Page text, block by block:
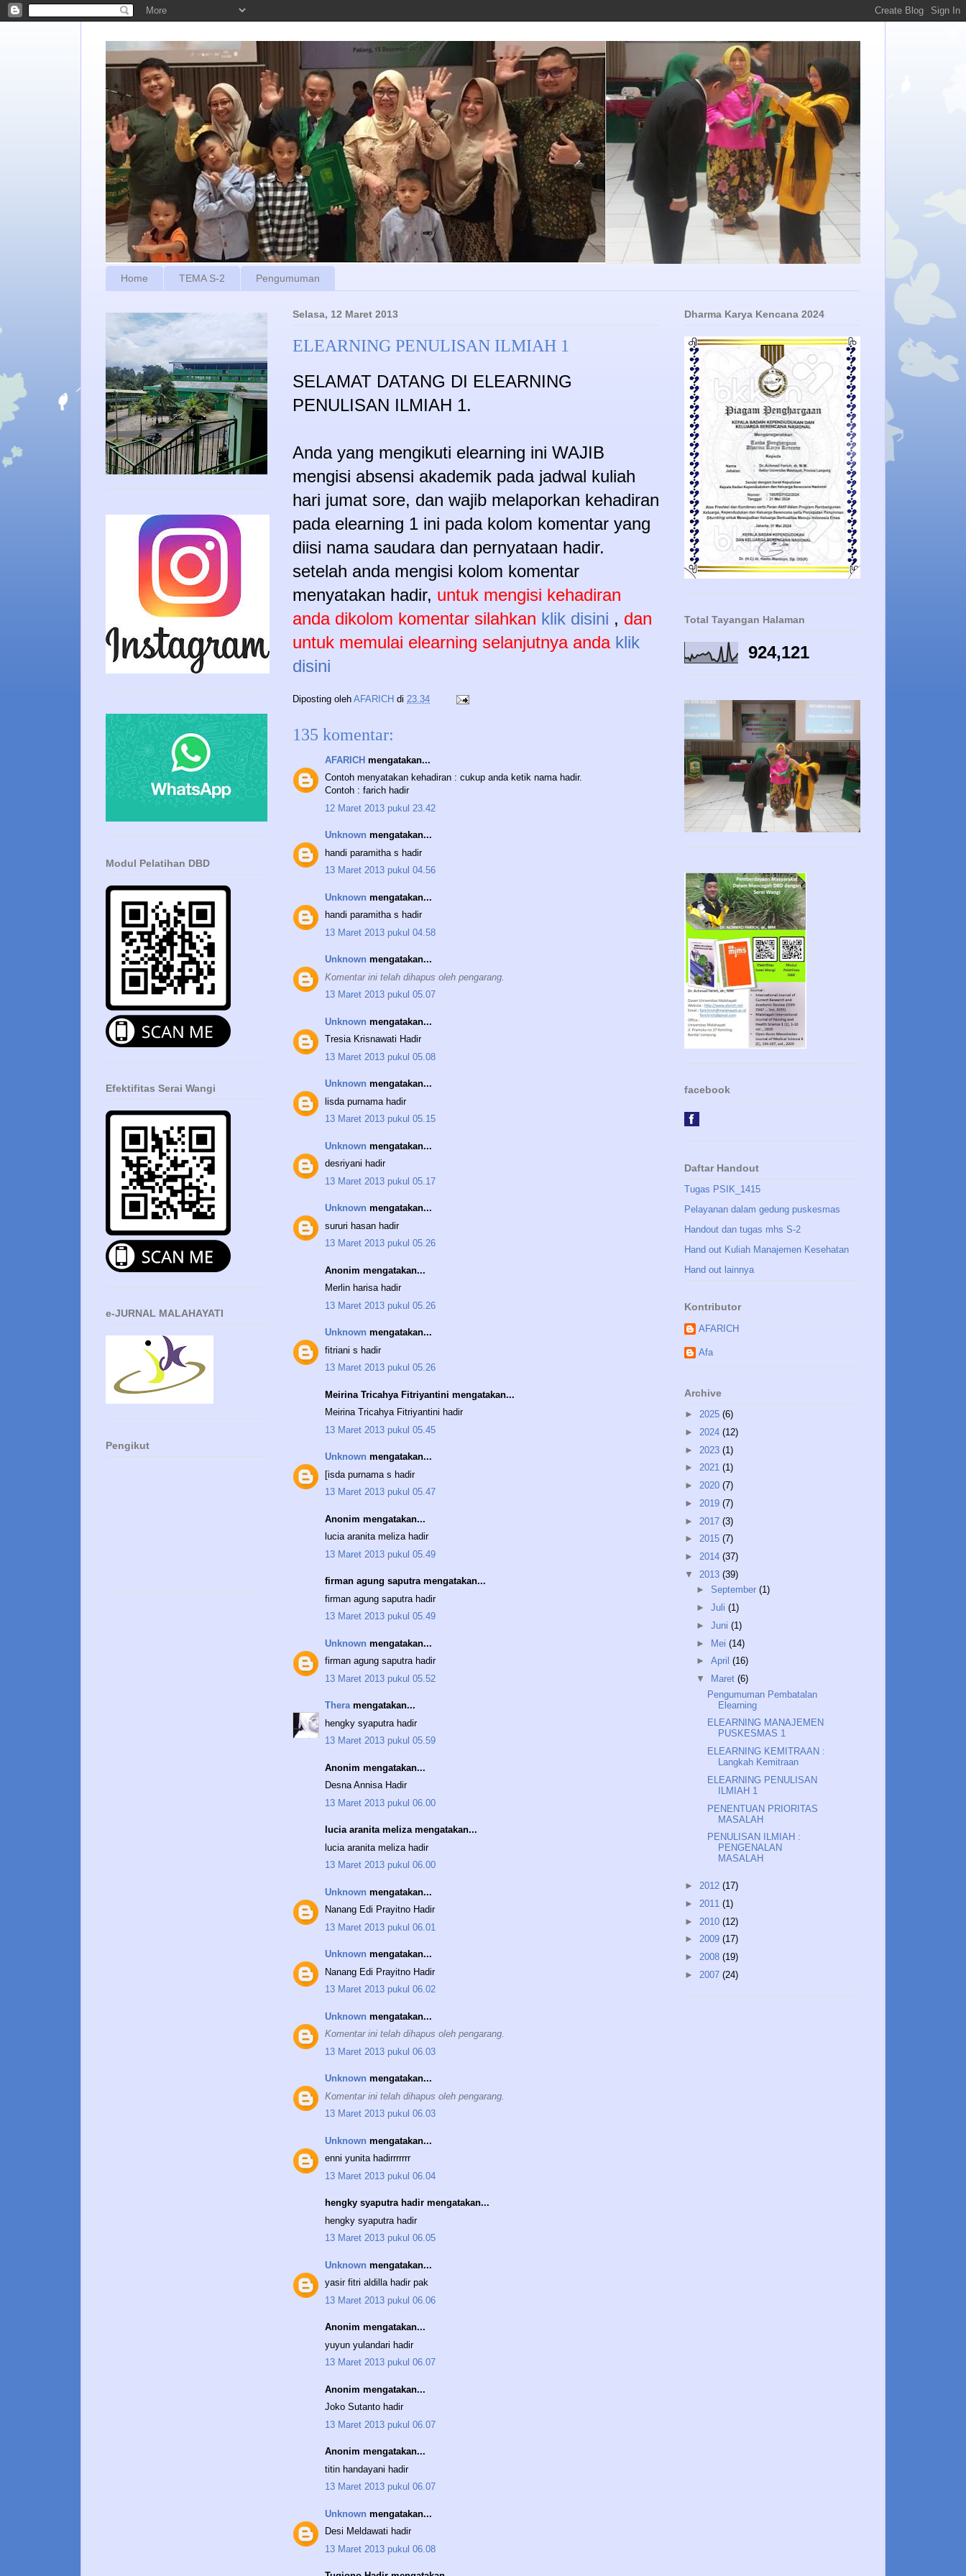
Home TEMA S-2 Pengumuman
Selasa, 12 Maret 2013
ELEARNING PENULISAN ILMIAH 1
SELAMAT DATANG DI ELEARNING
PENULISAN ILMIAH 1.
Anda yang mengikuti elearning ini WAJIB
mengisi absensi akademik pada jadwal kuliah
hari jumat sore, dan wajib melaporkan kehadiran
pada elearning 1 ini pada kolom komentar yang
diisi nama saudara dan pernyataan hadir.
setelah anda mengisi kolom komentar
menyatakan hadir, untuk mengisi kehadiran
anda dikolom komentar silahkan klik disini , dan
untuk memulai elearning selanjutnya anda klik
disini
Diposting oleh AFARICH di 23.34
135 komentar:
AFARICH mengatakan...
Contoh menyatakan kehadiran : cukup anda ketik nama hadir.
Contoh : farich hadir
12 Maret 2013 pukul 23.42
Unknown mengatakan...
handi paramitha s hadir
13 Maret 2013 pukul 04.56
Unknown mengatakan...
handi paramitha s hadir
13 Maret 2013 pukul 04.58
Unknown mengatakan...
Komentar ini telah dihapus oleh pengarang.
13 Maret 2013 pukul 05.07
Unknown mengatakan...
Tresia Krisnawati Hadir
13 Maret 2013 pukul 05.08
Unknown mengatakan...
lisda purnama hadir
13 Maret 2013 pukul 05.15
Unknown mengatakan...
desriyani hadir
13 Maret 2013 pukul 05.17
Unknown mengatakan...
sururi hasan hadir
13 Maret 2013 pukul 05.26
Anonim mengatakan...
Merlin harisa hadir
13 Maret 2013 pukul 05.26
Unknown mengatakan...
fitriani s hadir
13 Maret 2013 pukul 05.26
Meirina Tricahya Fitriyantini mengatakan...
Meirina Tricahya Fitriyantini hadir
13 Maret 2013 pukul 05.45
Unknown mengatakan...
[isda purnama s hadir
13 Maret 2013 pukul 05.47
Anonim mengatakan...
lucia aranita meliza hadir
13 Maret 2013 pukul 05.49
firman agung saputra mengatakan...
firman agung saputra hadir
13 Maret 2013 pukul 05.49
Unknown mengatakan...
firman agung saputra hadir
13 Maret 2013 pukul 05.52
Theramengatakan...
hengky syaputra hadir
13 Maret 2013 pukul 05.59
Anonim mengatakan...
Desna Annisa Hadir
13 Maret 2013 pukul 06.00
lucia aranita meliza mengatakan...
lucia aranita meliza hadir
13 Maret 2013 pukul 06.00
Unknown mengatakan...
Nanang Edi Prayitno Hadir
13 Maret 2013 pukul 06.01
Unknown mengatakan...
Nanang Edi Prayitno Hadir
13 Maret 2013 pukul 06.02
Unknown mengatakan...
Komentar ini telah dihapus oleh pengarang.
13 Maret 2013 pukul 06.03
Unknown mengatakan...
Komentar ini telah dihapus oleh pengarang.
13 Maret 2013 pukul 06.03
Unknown mengatakan...
enni yunita hadirrrrrrr
13 Maret 2013 pukul 06.04
hengky syaputra hadir mengatakan...
hengky syaputra hadir
13 Maret 2013 pukul 06.05
Unknown mengatakan...
yasir fitri aldilla hadir pak
13 Maret 2013 pukul 06.06
Anonim mengatakan...
yuyun yulandari hadir
13 Maret 2013 pukul 06.07
Anonim mengatakan...
Joko Sutanto hadir
13 Maret 2013 pukul 06.07
Anonim mengatakan...
titin handayani hadir
13 Maret 2013 pukul 06.07
Unknown mengatakan...
Desi Meldawati hadir
13 Maret 2013 pukul 06.08
Modul Pelatihan DBD
Efektifitas Serai Wangi
e-JURNAL MALAHAYATI
Pengikut
Dharma Karya Kencana 2024
Total Tayangan Halaman
924,121
facebook
Daftar Handout
Tugas PSIK_1415
Pelayanan dalam gedung puskesmas
Handout dan tugas mhs S-2
Hand out Kuliah Manajemen Kesehatan
Hand out lainnya
Kontributor
AFARICH
Afa
Archive
► 2025 (6)
► 2024 (12)
► 2023 (1)
► 2021 (1)
► 2020 (7)
► 2019 (7)
► 2017 (3)
► 2015 (7)
► 2014 (37)
▼ 2013 (39)
► September (1)
► Juli (1)
► Juni (1)
► Mei (14)
► April (16)
▼
Maret (6)
Pengumuman Pembatalan
Elearning
ELEARNING MANAJEMEN
PUSKESMAS 1
ELEARNING KEMITRAAN :
Langkah Kemitraan
ELEARNING PENULISAN
ILMIAH 1
PENENTUAN PRIORITAS
MASALAH
PENULISAN ILMIAH :
PENGENALAN
MASALAH
► 2012 (17)
► 2011 (1)
► 2010 (12)
► 2009 (17)
► 2008 (19)
► 2007 (24)